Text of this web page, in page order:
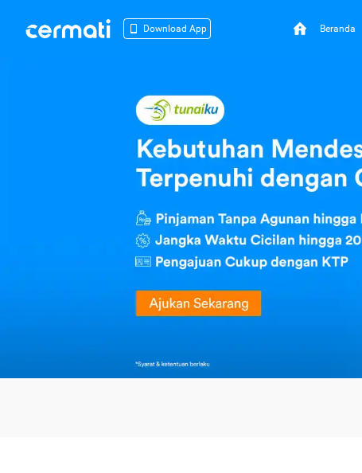
Download App Beranda